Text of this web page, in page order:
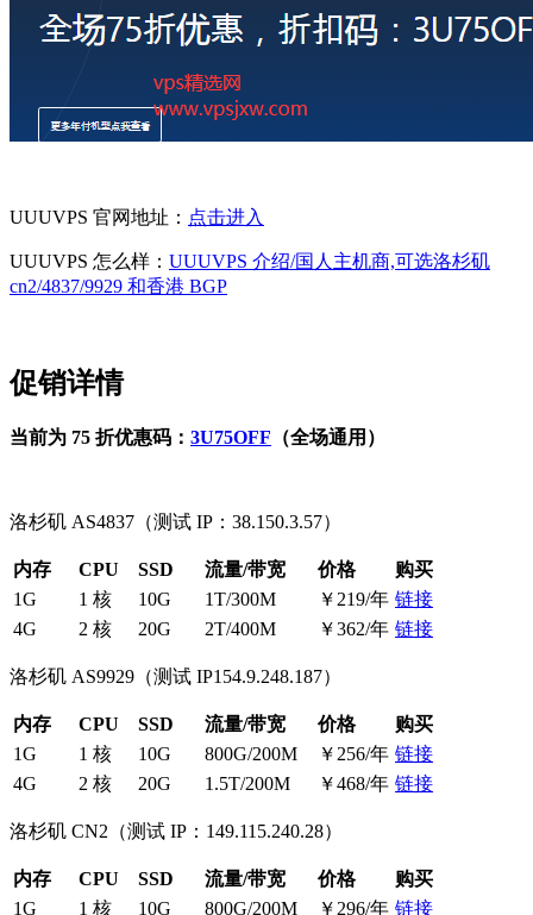
UUUVPS 官网地址： 点击进入
UUUVPS 怎么样： UUUVPS 介绍/国人主机商,可选洛杉矶
cn2/4837/9929 和香港 BGP
促销详情
当前为 75 折优惠码： 3U75OFF （全场通用）
洛杉矶 AS4837（测试 IP：38.150.3.57）
内存 CPU SSD 流量/带宽 价格
购买
1G
1 核 10G 1T/300M ￥219/年 链接
4G
2 核 20G 2T/400M ￥362/年 链接
洛杉矶 AS9929（测试 IP154.9.248.187）
内存 CPU SSD 流量/带宽 价格
购买
1G
1 核 10G 800G/200M ￥256/年 链接
4G
2 核 20G 1.5T/200M ￥468/年 链接
洛杉矶 CN2（测试 IP：149.115.240.28）
内存 CPU SSD 流量/带宽 价格
购买
1G
1 核 10G 800G/200M ￥296/年 链接